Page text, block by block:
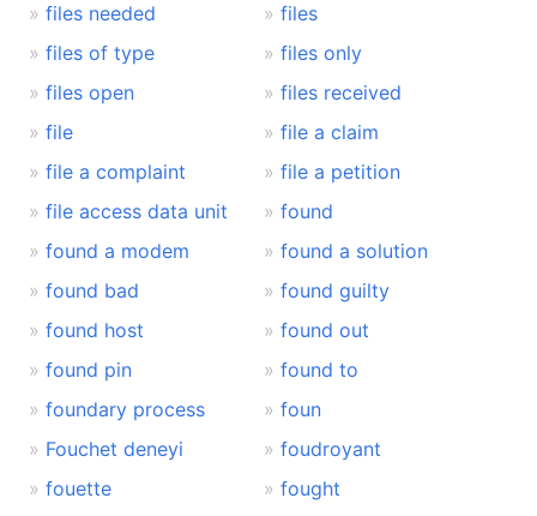
files needed
files
files of type
files only
files open
files received
file
file a claim
file a complaint
file a petition
file access data unit
found
found a modem
found a solution
found bad
found guilty
found host
found out
found pin
found to
foundary process
foun
Fouchet deneyi
foudroyant
fouette
fought